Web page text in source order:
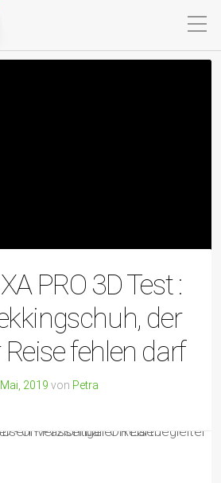
PRO 3D Test :
der
fehlen darf
2019 von Petra